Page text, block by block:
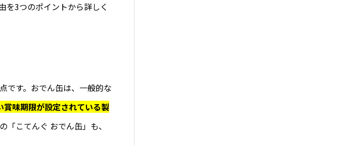
を3つのポイントから詳しく
です。おでん缶は、一般的な
味期限が設定されている製
こてんぐ おでん缶」も、